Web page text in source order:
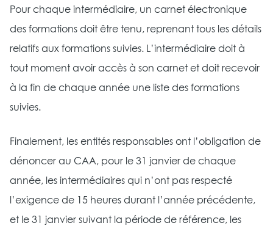
Pour chaque intermédiaire, un carnet électronique
des formations doit être tenu, reprenant tous les détails
relatifs aux formations suivies. L’intermédiaire doit à
tout moment avoir accès à son carnet et doit recevoir
à la fin de chaque année une liste des formations
suivies.
Finalement, les entités responsables ont l’obligation de
dénoncer au CAA, pour le 31 janvier de chaque
année, les intermédiaires qui n’ont pas respecté
l’exigence de 15 heures durant l’année précédente,
et le 31 janvier suivant la période de référence, les